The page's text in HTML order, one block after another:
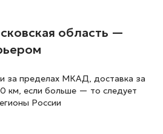
область —
за пределах МКАД, доставка за
если больше — то следует
России